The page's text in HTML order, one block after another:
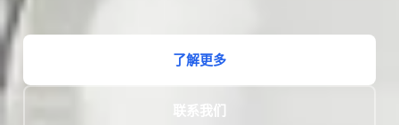
了解更多
联系我们